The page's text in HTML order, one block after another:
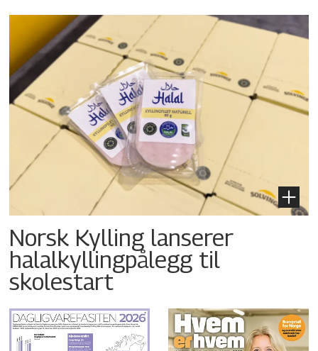
Norsk Kylling lanserer
halalkyllingpålegg til
skolestart